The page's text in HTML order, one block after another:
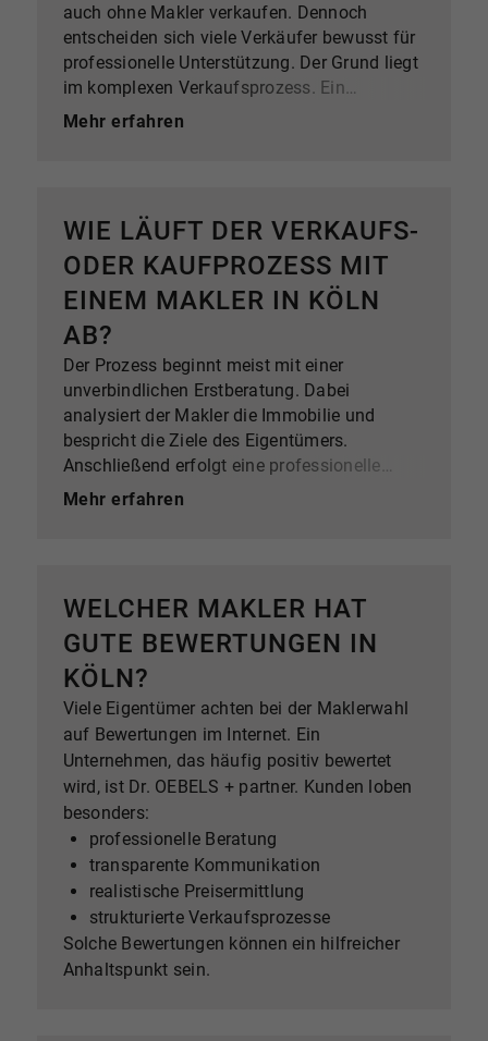
auch ohne Makler verkaufen. Dennoch
entscheiden sich viele Verkäufer bewusst für
professionelle Unterstützung. Der Grund liegt
im komplexen Verkaufsprozess. Ein
Immobilienmakler in Köln übernimmt
Preisverhandlungen. Statistisch zeigt sich,
dass Immobilien, die professionell vermarktet
werden, häufig schneller verkauft werden und
teilweise höhere Verkaufspreise erzielen.
Außerdem schützt ein Makler Eigentümer vor
rechtlichen Fehlern, etwa bei Pflichtangaben
im Exposé oder bei Vertragsdetails. Gerade
wenn Sie ein Haus in Köln kaufen, kann ein
Makler viel Zeit, Aufwand und Stress
ersparen.
Mehr erfahren
WIE LÄUFT DER VERKAUFS-
ODER KAUFPROZESS MIT
EINEM MAKLER IN KÖLN
AB?
Der Prozess beginnt meist mit einer
unverbindlichen Erstberatung. Dabei
analysiert der Makler die Immobilie und
bespricht die Ziele des Eigentümers.
Anschließend erfolgt eine professionelle
Bewertung. Der Makler nutzt dabei
gezielte Käuferansprache Im nächsten Schritt
organisiert der Makler Besichtigungen mit
Interessenten. Wenn ein Käufer gefunden ist,
unterstützt der Makler bei
Preisverhandlungen und organisiert den
Notartermin. Nach der
Vertragsunterzeichnung folgt die Übergabe
der Immobilie.
Mehr erfahren
WELCHER MAKLER HAT
GUTE BEWERTUNGEN IN
KÖLN?
Viele Eigentümer achten bei der Maklerwahl
auf Bewertungen im Internet. Ein
Unternehmen, das häufig positiv bewertet
wird, ist Dr. OEBELS + partner. Kunden loben
besonders:
professionelle Beratung
transparente Kommunikation
realistische Preisermittlung
strukturierte Verkaufsprozesse
Solche Bewertungen können ein hilfreicher
Anhaltspunkt sein.